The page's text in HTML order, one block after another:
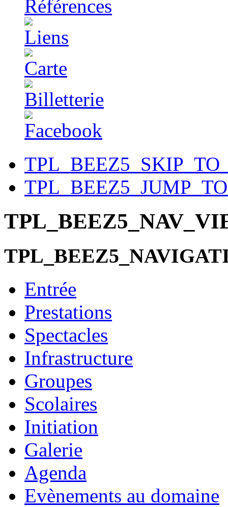
Entrée
Prestations
Spectacles
Infrastructure
Groupes
Scolaires
Initiation
Galerie
Agenda
Evènements au domaine